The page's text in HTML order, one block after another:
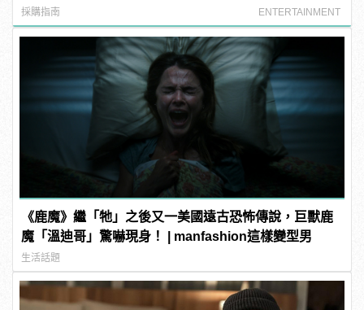
式上陣
採購指南
如何片片賺錢？
ENTERTAINMENT
《鹿魔》繼「牠」之後又一美國遠古恐怖傳說，巨獸鹿
魔「溫迪哥」驚嚇現身！ | manfashion這樣變型男
生活話題